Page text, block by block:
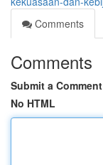
Comments
Comments
Submit a Comment
No HTML